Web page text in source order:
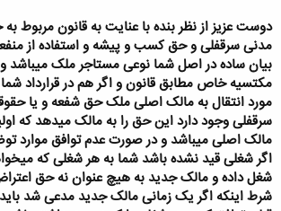
دوست عزیز از نظر بنده با عنایت به قانون مربوط
مدنی سرقفلی و حق کسب و پیشه و استفاده از
بیان ساده در اصل شما نوعی مستاجر ملک میباشد
مکتسیه خاص مطابق قانون و اگر هم در قرارداد
مورد انتقال به مالک اصلی ملک حق شفعه و یا
سرقفلی وجود دارد این حق را به مالک میدهد که
مالک اصلی میباشد و در صورت عدم توافق موارد
اگر شغلی قید نشده باشد شما به هر شغلی که
شغل داده و مالک جدید به هیچ عنوان نه حق
شرط اینکه اگر یک زمانی مالک جدید مدعی شد